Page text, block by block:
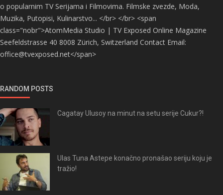
o popularnim TV Serijama i Filmovima. Filmske zvezde, Moda,
Muzika, Putopisi, Kulinarstvo... </br> </br> <span
class="nobr">AtomMedia Studio | TV Exposed Online Magazine
Seefeldstrasse 40 8008 Zürich, Switzerland Contact Email:
office@tvexposed.net</span>
RANDOM POSTS
Cagatay Ulusoy na minut na setu serije Cukur?!
Ulas Tuna Astepe konačno pronašao seriju koju je
tražio!